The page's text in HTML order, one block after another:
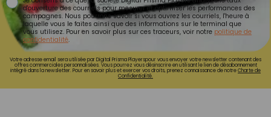
d'ouverture des courriels pour mesurer et optimiser les performances des
campagnes. Nous pourrons savoir si vous ouvrez les courriels, l'heure à
laquelle vous le faites ainsi que des informations sur le terminal que
vous utilisez. Pour en savoir plus sur ces traceurs, voir notre politique de
confidentialité.
Votre adresse email sera utilisée par Digital Prisma Playerspour vous envoyer votre newsletter contenant des
offres commerciales personnalisées. Vous pourrez vous désinscrire en utilisant le lien de désabonnement
intégré dans la newsletter. Pour en savoir plus et exercer vos droits, prenez connaissance de notreCharte de
Confidentialité.